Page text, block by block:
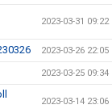
2023-03-31 09:22
2023-03-26 22:05
2023-03-25 09:34
2023-03-14 23:06